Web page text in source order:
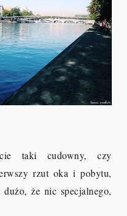
taki cudowny, czy
rzut oka i pobytu,
że nic specjalnego,